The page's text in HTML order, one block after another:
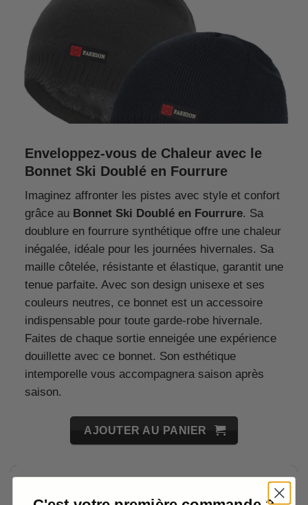
Enveloppez-vous de Chaleur avec le
Bonnet Ski Doublé en Fourrure
Imaginez affronter les pistes avec style et confort
grâce au Bonnet Ski Doublé en Fourrure. Sa
doublure en fourrure synthétique offre une chaleur
inégalée, idéale pour les journées hivernales. Sa
maille côtelée, résistante et élastique, garantit une
tenue parfaite. Avec son design unisexe et ses
couleurs neutres, ce bonnet est un accessoire
indispensable pour toute garde-robe hivernale.
Faites de chaque sortie enneigée une expérience
douillette avec ce bonnet. Son esthétique
intemporelle vous accompagnera saison après
saison.
AJOUTER AU PANIER